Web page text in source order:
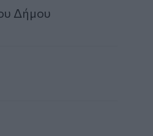
Δήμου